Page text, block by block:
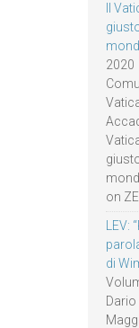
Il
2020
on
di